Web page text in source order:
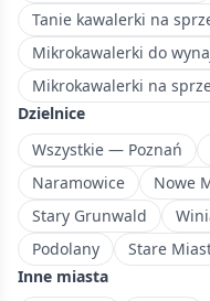
Dzielnica
na
południowym
zachodzie
Poznania
z
jeziorem.
Tanie kawalerki na
Mikrokawalerki do
Mikrokawalerki na
Dzielnice
Wszystkie — Poznań
Naramowice
Nowe
Stary Grunwald
Podolany
Stare
Inne miasta